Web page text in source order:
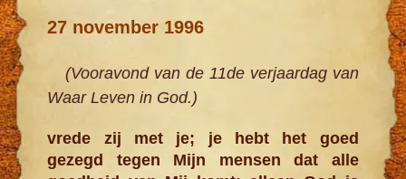
27 november 1996
(Vooravond van de 11de verjaardag van
Waar Leven in God.)
vrede zij met je; je hebt het goed
gezegd tegen Mijn mensen dat alle